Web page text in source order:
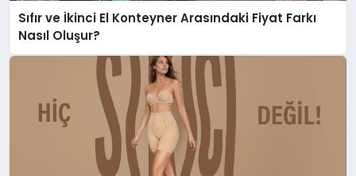
Sıfır ve İkinci El Konteyner Arasındaki Fiyat Farkı
Nasıl Oluşur?